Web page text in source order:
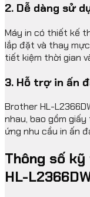
2. Dễ dàng sử
Máy in có thiết kế
lắp đặt và thay
tiết kiệm thời gian
3. Hỗ trợ in ấn
Brother HL-
nhau, bao gồm
ứng nhu cầu in ấn
Thông số
HL-